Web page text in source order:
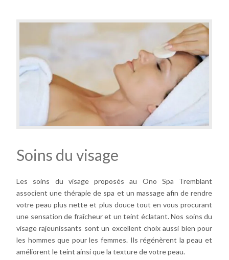
Soins du visage
Les soins du visage proposés au Ono Spa Tremblant
associent une thérapie de spa et un massage afin de rendre
votre peau plus nette et plus douce tout en vous procurant
une sensation de fraîcheur et un teint éclatant. Nos soins du
visage rajeunissants sont un excellent choix aussi bien pour
les hommes que pour les femmes. Ils régénèrent la peau et
améliorent le teint ainsi que la texture de votre peau.